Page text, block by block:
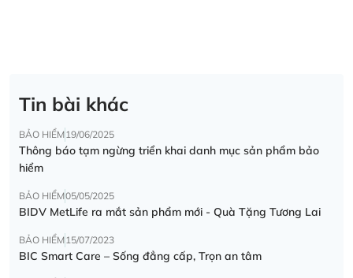
Tin bài khác
BẢO HIỂM19/06/2025
Thông báo tạm ngừng triển khai danh mục sản phẩm bảo
hiểm
BẢO HIỂM05/05/2025
BIDV MetLife ra mắt sản phẩm mới - Quà Tặng Tương Lai
BẢO HIỂM15/07/2023
BIC Smart Care – Sống đẳng cấp, Trọn an tâm